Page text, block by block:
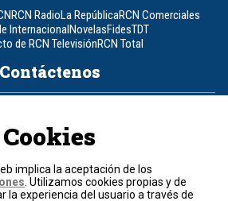
RCN RadioLa RepúblicaRCN Comerciales
InternacionalNovelasFidesTDT
de RCN TelevisiónRCN Total
Contáctenos
Política de cookies
y condiciones
Cookies
implica la aceptación de los
. Utilizamos cookies propias y de
la experiencia del usuario a través de